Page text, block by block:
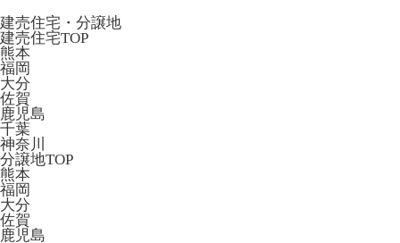
建売住宅・分譲地
建売住宅TOP
熊本
福岡
大分
佐賀
鹿児島
千葉
神奈川
分譲地TOP
熊本
福岡
大分
佐賀
鹿児島